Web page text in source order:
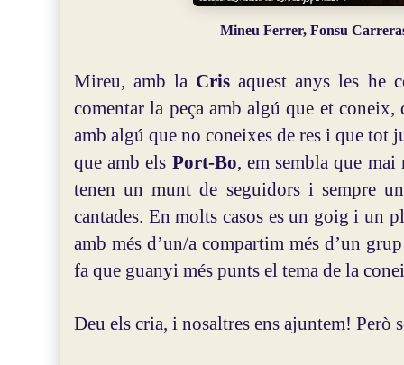
Mineu Ferrer, Fonsu
Mireu, amb la Crisaquest anys les he
comentar la peça amb algú que et coneix,
amb algú que no coneixes de res i que tot
queamb els Port-Bo, em sembla que
tenen un munt de seguidors i sempre
cantades. En molts casos es un goig i un
amb més d’un/a compartim més d’un
fa que guanyi més punts el tema de la
Deu els cria, i nosaltres ens ajuntem! Però